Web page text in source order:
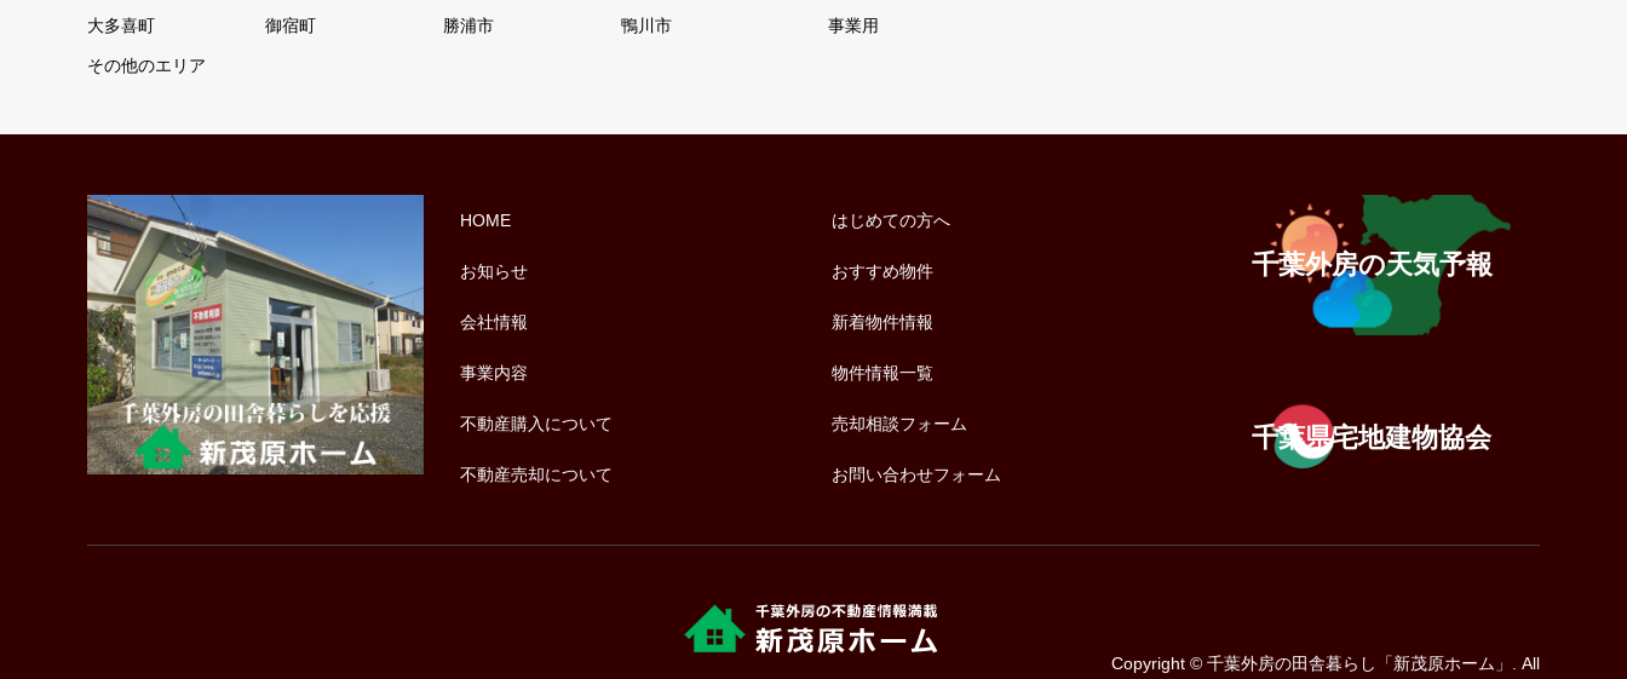
大多喜町 御宿町 勝浦市 鴨川市
その他のエリア
事業用
HOME
お知らせ
会社情報
事業内容
不動産購入について
不動産売却について
はじめての方へ
おすすめ物件
新着物件情報
物件情報一覧
売却相談フォーム
お問い合わせフォーム
千葉外房の天気予報
千葉県宅地建物協会
Copyright © 千葉外房の田舎暮らし「新茂原ホーム」 . All